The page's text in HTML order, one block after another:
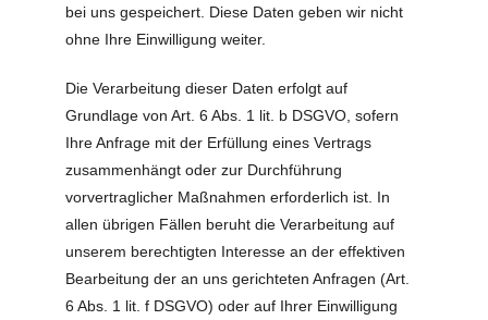
bei uns gespeichert. Diese Daten geben wir nicht
ohne Ihre Einwilligung weiter.
Die Verarbeitung dieser Daten erfolgt auf
Grundlage von Art. 6 Abs. 1 lit. b DSGVO, sofern
Ihre Anfrage mit der Erfüllung eines Vertrags
zusammenhängt oder zur Durchführung
vorvertraglicher Maßnahmen erforderlich ist. In
allen übrigen Fällen beruht die Verarbeitung auf
unserem berechtigten Interesse an der effektiven
Bearbeitung der an uns gerichteten Anfragen (Art.
6 Abs. 1 lit. f DSGVO) oder auf Ihrer Einwilligung